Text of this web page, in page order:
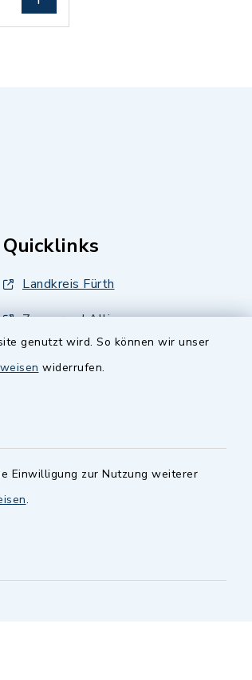
genutzt wird. So können wir unser
widerrufen.
Einwilligung zur Nutzung weiterer
.
Quicklinks
Landkreis Fürth
Zenngrund Allianz